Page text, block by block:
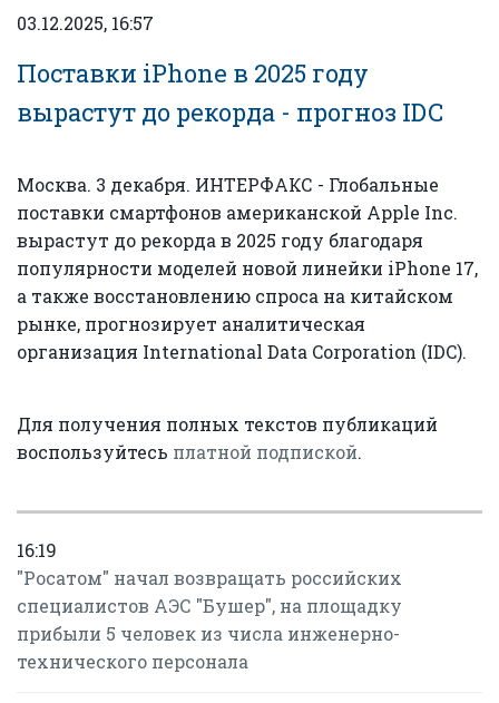
03.12.2025, 16:57
Поставки iPhone в 2025 году
вырастут до рекорда - прогноз IDC
Москва. 3 декабря. ИНТЕРФАКС - Глобальные
поставки смартфонов американской Apple Inc.
вырастут до рекорда в 2025 году благодаря
популярности моделей новой линейки iPhone 17,
а также восстановлению спроса на китайском
рынке, прогнозирует аналитическая
организация International Data Corporation (IDC).
Для получения полных текстов публикаций
воспользуйтесь платной подпиской.
16:19
"Росатом" начал возвращать российских
специалистов АЭС "Бушер", на площадку
прибыли 5 человек из числа инженерно-
технического персонала